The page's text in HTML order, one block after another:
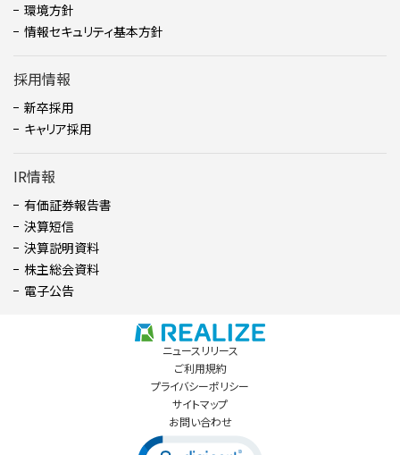
環境方針
情報セキュリティ基本方針
採用情報
新卒採用
キャリア採用
IR情報
有価証券報告書
決算短信
決算説明資料
株主総会資料
電子公告
ニュースリリース
ご利用規約
プライバシーポリシー
サイトマップ
お問い合わせ